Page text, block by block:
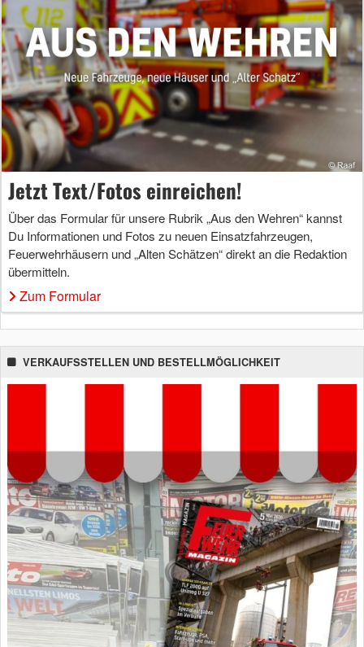
Jetzt Text/Fotos einreichen!
Über das Formular für unsere Rubrik „Aus den Wehren“ kannst
Du Informationen und Fotos zu neuen Einsatzfahrzeugen,
Feuerwehrhäusern und „Alten Schätzen“ direkt an die Redaktion
übermitteln.
Zum Formular
VERKAUFSSTELLEN UND BESTELLMÖGLICHKEIT